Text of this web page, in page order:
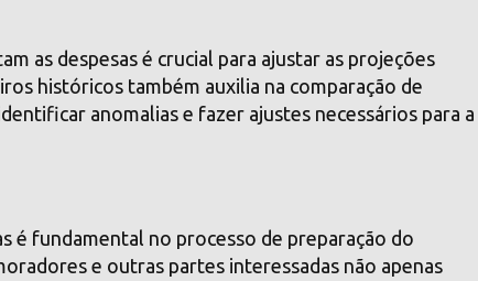
as despesas é crucial para ajustar as projeções
históricos também auxilia na comparação de
anomalias e fazer ajustes necessários para a
é fundamental no processo de preparação do
e outras partes interessadas não apenas